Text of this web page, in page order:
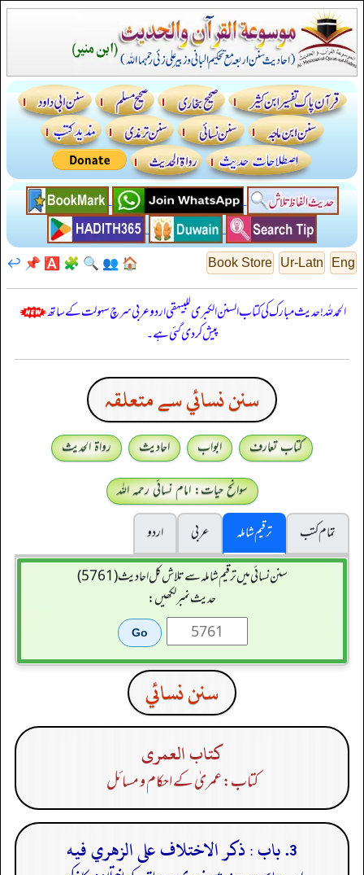
Eng
Ur-Latn
Book Store
🏠
👥
🔍
🧩
🅰️
📌
↩️
الحمدللہ! حدیث مبارک کی کتاب السنن الكبرى للبيهقي اردو عربی سرچ سہولت کے ساتھ
پیش کر دی گئی ہے۔
سنن نسائي سے متعلقہ
کتاب تعارف ابواب احادیث
رواۃ الحدیث
سوانح حیات: امام نسائی رحمہ اللہ
تمام کتب
ترقیم شاملہ عربی
اردو
سنن نسائی میں ترقیم شاملہ سے تلاش کل احادیث (5761)
حدیث نمبر لکھیں:
سنن نسائي
كتاب العمرى
کتاب: عمریٰ کے احکام و مسائل
3. باب : ذكر الاختلاف على الزهري فيه